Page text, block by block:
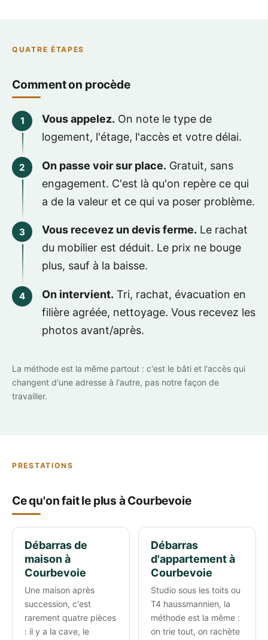
QUATRE ÉTAPES
Comment on procède
Vous appelez. On note le type de
logement, l'étage, l'accès et votre délai.
On passe voir sur place. Gratuit, sans
engagement. C'est là qu'on repère ce qui
a de la valeur et ce qui va poser problème.
Vous recevez un devis ferme. Le rachat
du mobilier est déduit. Le prix ne bouge
plus, sauf à la baisse.
On intervient. Tri, rachat, évacuation en
filière agréée, nettoyage. Vous recevez les
photos avant/après.
La méthode est la même partout : c'est le bâti et l'accès qui
changent d'une adresse à l'autre, pas notre façon de
travailler.
PRESTATIONS
Ce qu'on fait le plus à Courbevoie
Débarras de
maison à
Courbevoie
Une maison après
succession, c'est
rarement quatre pièces
: il y a la cave, le
Débarras
d'appartement à
Courbevoie
Studio sous les toits ou
T4 haussmannien, la
méthode est la même :
on trie tout, on rachète